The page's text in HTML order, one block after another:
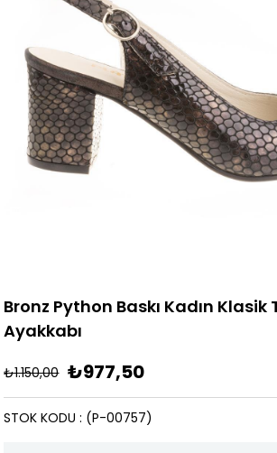
Bronz Python Baskı Kadın Klasik
Ayakkabı
₺1.150,00 ₺977,50
(P-00757)
STOK KODU